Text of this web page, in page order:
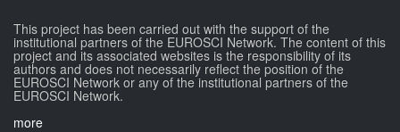
This project has been carried out with the support of the
institutional partners of the EUROSCI Network. The content of this
project and its associated websites is the responsibility of its
authors and does not necessarily reflect the position of the
EUROSCI Network or any of the institutional partners of the
EUROSCI Network.
more